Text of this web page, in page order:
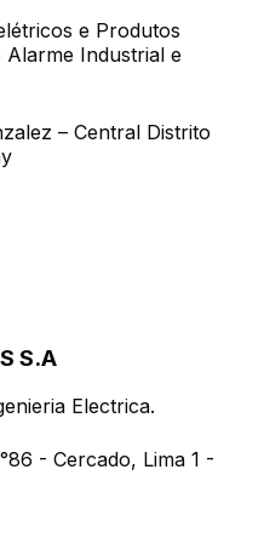
e Produtos
Industrial e
– Central Distrito
S.A
Electrica.
- Cercado, Lima 1 -